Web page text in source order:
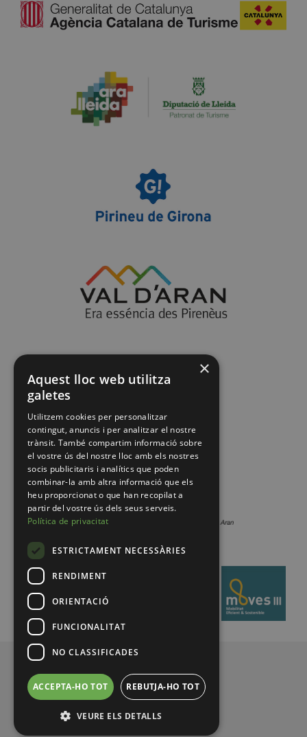
Legal notice
×
Aquest lloc web utilitza
galetes
Utilitzem cookies per personalitzar
contingut, anuncis i per analitzar el nostre
trànsit. També compartim informació sobre
el vostre ús del nostre lloc amb els nostres
socis publicitaris i analítics que poden
combinar-la amb altra informació que els
heu proporcionat o que han recopilat a
partir del vostre ús dels seus serveis.
Política de privacitat
ESTRICTAMENT NECESSÀRIES
RENDIMENT
ORIENTACIÓ
FUNCIONALITAT
NO CLASSIFICADES
ACCEPTA-HO TOT REBUTJA-HO TOT
VEURE ELS DETALLS